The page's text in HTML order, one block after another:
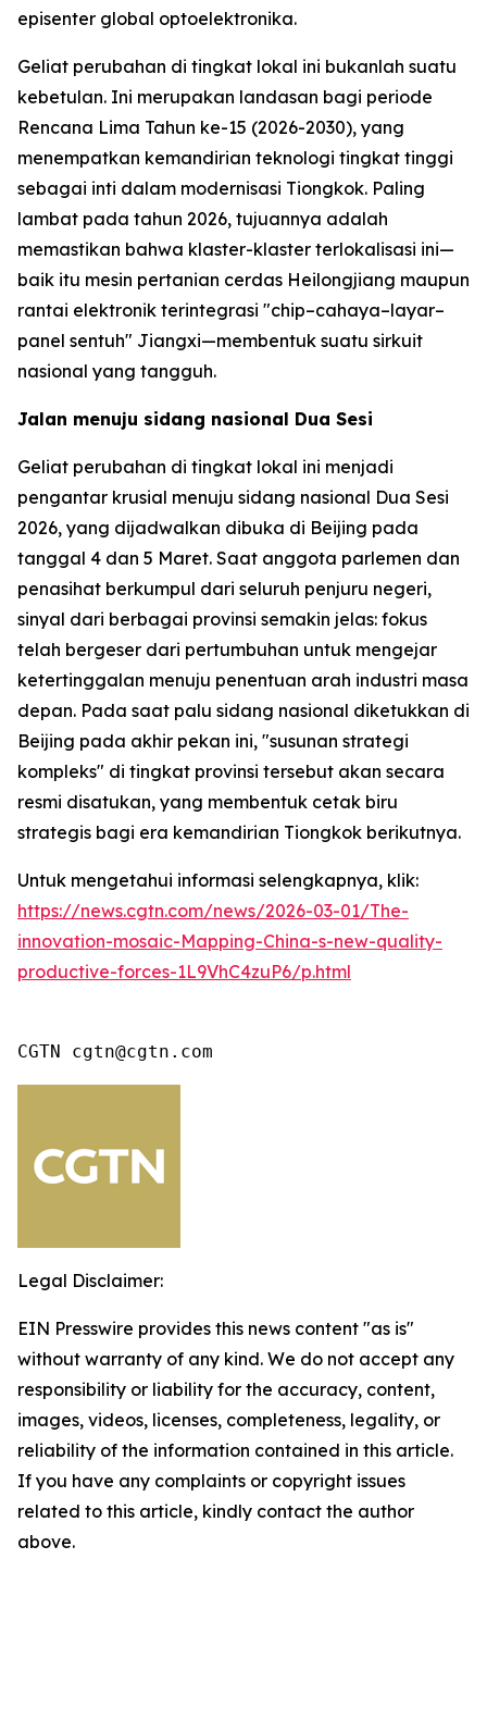
episenter global optoelektronika.
Geliat perubahan di tingkat lokal ini bukanlah suatu
kebetulan. Ini merupakan landasan bagi periode
Rencana Lima Tahun ke-15 (2026-2030), yang
menempatkan kemandirian teknologi tingkat tinggi
sebagai inti dalam modernisasi Tiongkok. Paling
lambat pada tahun 2026, tujuannya adalah
memastikan bahwa klaster-klaster terlokalisasi ini—
baik itu mesin pertanian cerdas Heilongjiang maupun
rantai elektronik terintegrasi "chip–cahaya–layar–
panel sentuh" Jiangxi—membentuk suatu sirkuit
nasional yang tangguh.
Jalan menuju sidang nasional Dua Sesi
Geliat perubahan di tingkat lokal ini menjadi
pengantar krusial menuju sidang nasional Dua Sesi
2026, yang dijadwalkan dibuka di Beijing pada
tanggal 4 dan 5 Maret. Saat anggota parlemen dan
penasihat berkumpul dari seluruh penjuru negeri,
sinyal dari berbagai provinsi semakin jelas: fokus
telah bergeser dari pertumbuhan untuk mengejar
ketertinggalan menuju penentuan arah industri masa
depan. Pada saat palu sidang nasional diketukkan di
Beijing pada akhir pekan ini, "susunan strategi
kompleks" di tingkat provinsi tersebut akan secara
resmi disatukan, yang membentuk cetak biru
strategis bagi era kemandirian Tiongkok berikutnya.
Untuk mengetahui informasi selengkapnya, klik:
https://news.cgtn.com/news/2026-03-01/The-
innovation-mosaic-Mapping-China-s-new-quality-
productive-forces-1L9VhC4zuP6/p.html
CGTN cgtn@cgtn.com
Legal Disclaimer:
EIN Presswire provides this news content "as is"
without warranty of any kind. We do not accept any
responsibility or liability for the accuracy, content,
images, videos, licenses, completeness, legality, or
reliability of the information contained in this article.
If you have any complaints or copyright issues
related to this article, kindly contact the author
above.